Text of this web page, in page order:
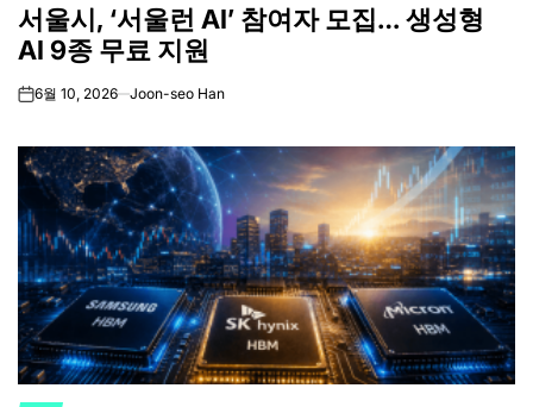
IN
서울시, ‘서울런 AI’ 참여자 모집… 생성형
AI 9종 무료 지원
on6월 10, 2026 Joon-seo Han